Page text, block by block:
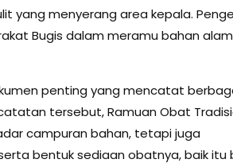
yang menyerang area kepala.
Bugis dalam meramu bahan
penting yang mencatat
tersebut, Ramuan Obat
campuran bahan, tetapi juga
bentuk sediaan obatnya, baik itu